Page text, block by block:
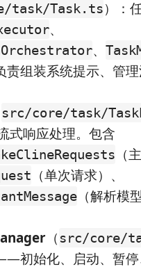
task/Task.ts）：
、
、
责组装系统提示、管
src/core/task/
式响应处理。包含
（
（单次请求）、
（解析模
（ src/core/
初始化、启动、暂停